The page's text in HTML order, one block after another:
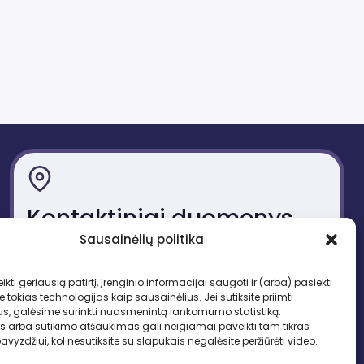
Sausainėlių politika
geriausią patirtį, įrenginio informacijai saugoti ir (arba) pasiekti
tokias technologijas kaip sausainėlius. Jei sutiksite priimti
galėsime surinkti nuasmenintą lankomumo statistiką.
arba sutikimo atšaukimas gali neigiamai paveikti tam tikras
kol nesutiksite su slapukais negalėsite peržiūrėti video.
Kontaktiniai duomenys
Tel. +370 683 95403
El. paštas: lbd.sekretore@gmail.com